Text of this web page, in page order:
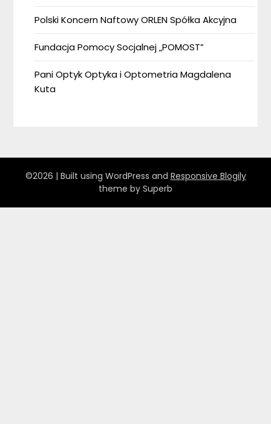
Polski Koncern Naftowy ORLEN Spółka Akcyjna
Fundacja Pomocy Socjalnej „POMOST”
Pani Optyk Optyka i Optometria Magdalena
Kuta
©2026 | Built using WordPress and Responsive Blogily
theme by Superb